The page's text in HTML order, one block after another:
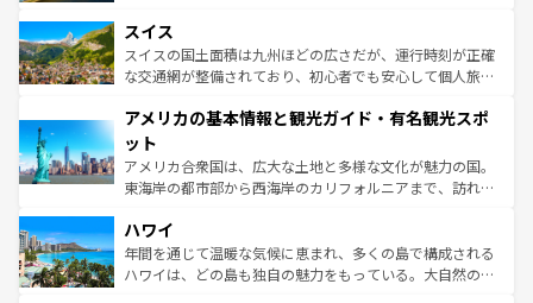
を参照してほしい。
は、お酒好きな人にはぜひ体験してほしい。 なお、新着の
ドイツ情報はコンテンツ一覧を参照してほしい。
リアごとに異なる魅力がある。また、優雅なアフタヌーン
ティー、ビール好きにはたまらない英国パブ、サッカー観
戦など、本場だからこそできる体験も豊富。イギリスを旅
ンツ一覧を参照してほしい。
スイス
スイスの国土面積は九州ほどの広さだが、運行時刻が正確
な交通網が整備されており、初心者でも安心して個人旅行
の建物がそのまま残る町や、スイスならではのユニークな
博物館もあり、アルプス観光だけでなく町歩きも満喫する
ことができる。国民の所得が高いため物価も高いが、旅行
者向けの交通パス提供のサービスもあり、うまく活用すれ
着のスイス情報は
アメリカの基本情報と観光ガイド・有名観光スポ
ット
アメリカ合衆国は、広大な土地と多様な文化が魅力の国。
東海岸の都市部から西海岸のカリフォルニアまで、訪れる
のような巨大都市は、観光、ショッピング、エンターテイ
ンメントが詰まった刺激的なスポットだ。一方、アメリカ
西部には大自然が広がり、グランドキャニオンやイエロー
ハワイ
年間を通じて温暖な気候に恵まれ、多くの島で構成される
ハワイは、どの島も独自の魅力をもっている。大自然の神